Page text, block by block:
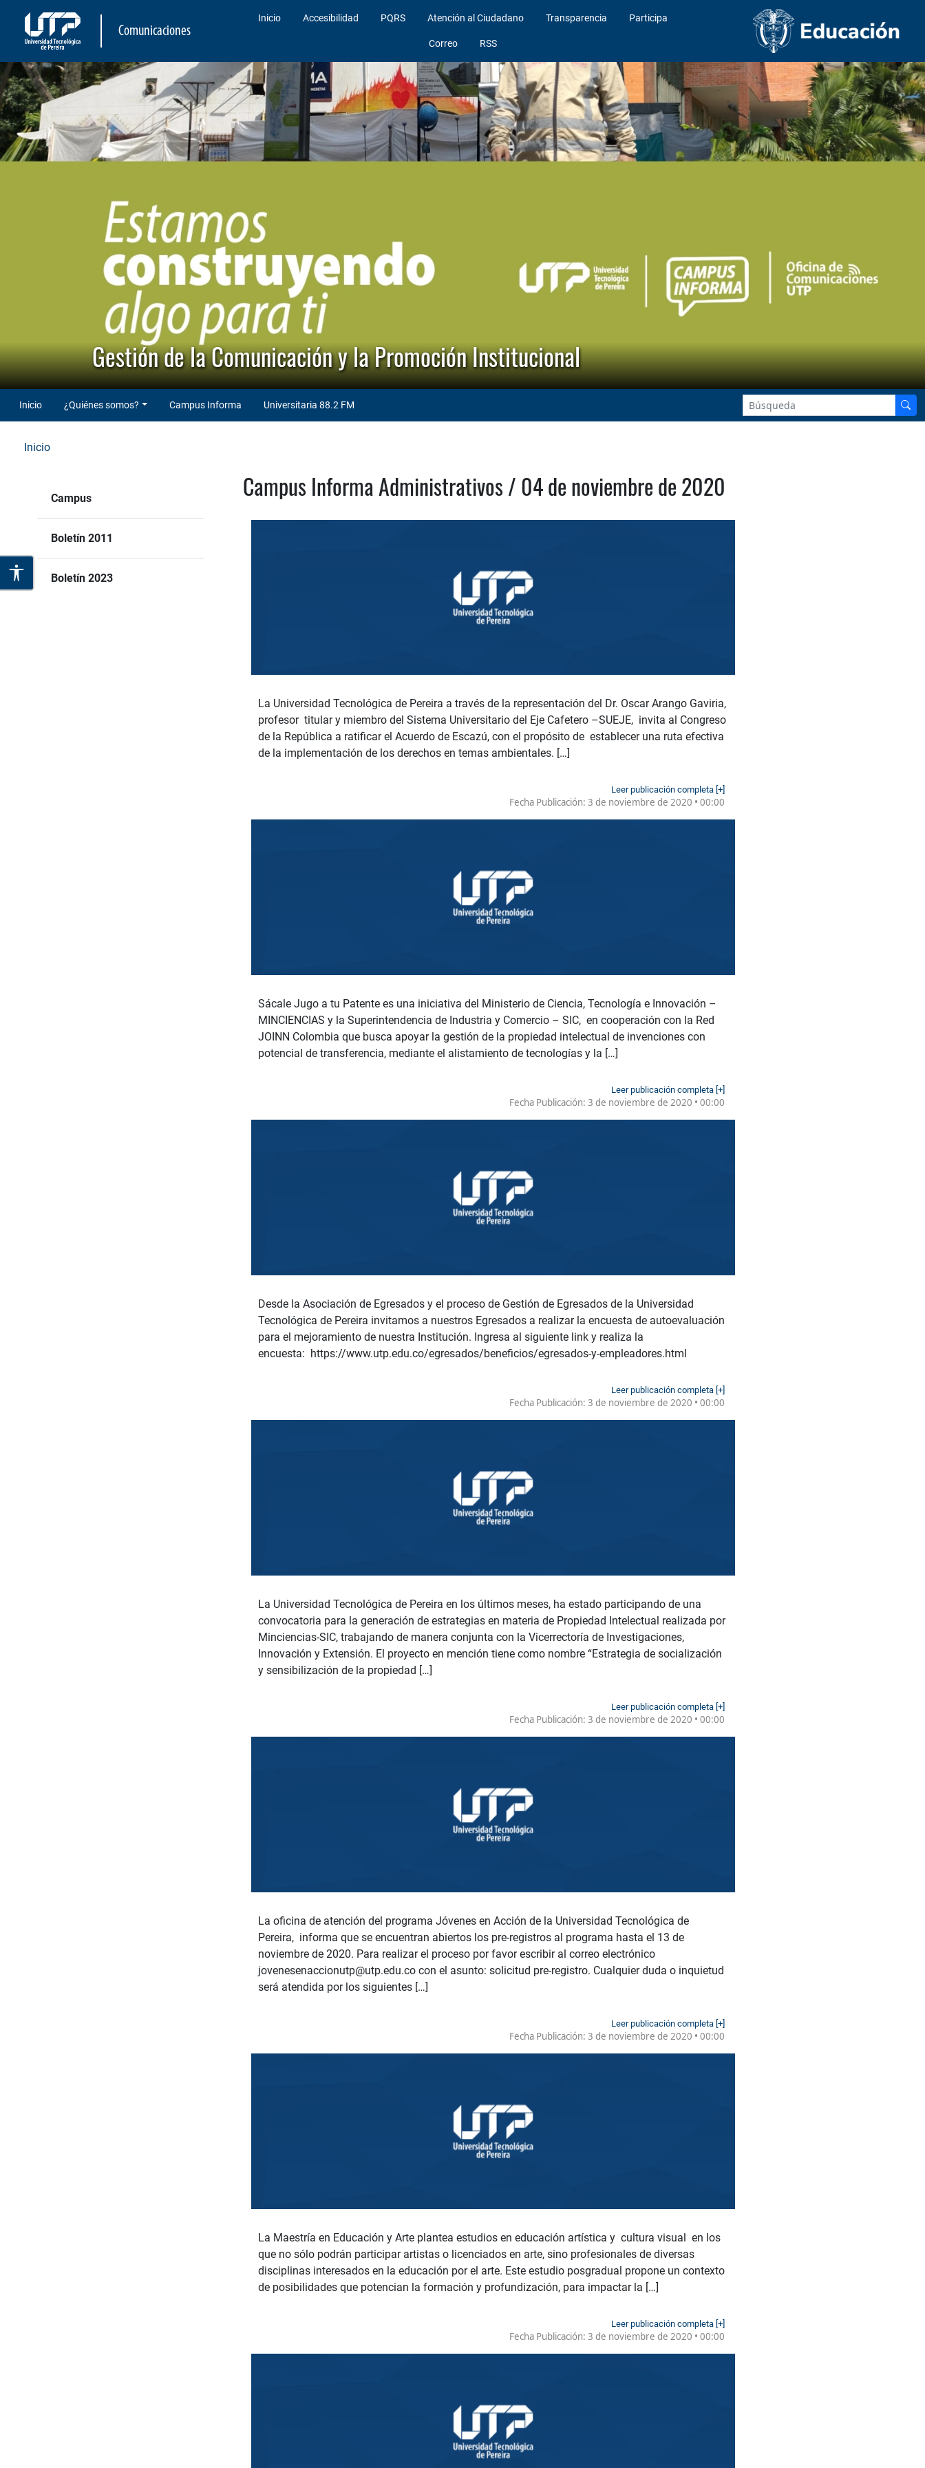
Comunicaciones
Inicio Accesibilidad PQRS Atención al Ciudadano Transparencia Participa
Correo RSS
Gestión de la Comunicación y la Promoción Institucional
Inicio ¿Quiénes somos? Campus Informa Universitaria 88.2 FM
Inicio
Campus
Boletín 2011
Boletín 2023
Campus Informa Administrativos / 04 de noviembre de 2020
La Universidad Tecnológica de Pereira a través de la representación del Dr. Oscar Arango Gaviria,
profesor titular y miembro del Sistema Universitario del Eje Cafetero –SUEJE, invita al Congreso
de la República a ratificar el Acuerdo de Escazú, con el propósito de establecer una ruta efectiva
de la implementación de los derechos en temas ambientales. […]
Leer publicación completa [+]
Fecha Publicación: 3 de noviembre de 2020 • 00:00
Sácale Jugo a tu Patente es una iniciativa del Ministerio de Ciencia, Tecnología e Innovación –
MINCIENCIAS y la Superintendencia de Industria y Comercio – SIC, en cooperación con la Red
JOINN Colombia que busca apoyar la gestión de la propiedad intelectual de invenciones con
potencial de transferencia, mediante el alistamiento de tecnologías y la […]
Leer publicación completa [+]
Fecha Publicación: 3 de noviembre de 2020 • 00:00
Desde la Asociación de Egresados y el proceso de Gestión de Egresados de la Universidad
Tecnológica de Pereira invitamos a nuestros Egresados a realizar la encuesta de autoevaluación
para el mejoramiento de nuestra Institución. Ingresa al siguiente link y realiza la
encuesta: https://www.utp.edu.co/egresados/beneficios/egresados-y-empleadores.html
Leer publicación completa [+]
Fecha Publicación: 3 de noviembre de 2020 • 00:00
La Universidad Tecnológica de Pereira en los últimos meses, ha estado participando de una
convocatoria para la generación de estrategias en materia de Propiedad Intelectual realizada por
Minciencias-SIC, trabajando de manera conjunta con la Vicerrectoría de Investigaciones,
Innovación y Extensión. El proyecto en mención tiene como nombre “Estrategia de socialización
y sensibilización de la propiedad […]
Leer publicación completa [+]
Fecha Publicación: 3 de noviembre de 2020 • 00:00
La oficina de atención del programa Jóvenes en Acción de la Universidad Tecnológica de
Pereira, informa que se encuentran abiertos los pre-registros al programa hasta el 13 de
noviembre de 2020. Para realizar el proceso por favor escribir al correo electrónico
jovenesenaccionutp@utp.edu.co con el asunto: solicitud pre-registro. Cualquier duda o inquietud
será atendida por los siguientes […]
Leer publicación completa [+]
Fecha Publicación: 3 de noviembre de 2020 • 00:00
La Maestría en Educación y Arte plantea estudios en educación artística y cultura visual en los
que no sólo podrán participar artistas o licenciados en arte, sino profesionales de diversas
disciplinas interesados en la educación por el arte. Este estudio posgradual propone un contexto
de posibilidades que potencian la formación y profundización, para impactar la […]
Leer publicación completa [+]
Fecha Publicación: 3 de noviembre de 2020 • 00:00